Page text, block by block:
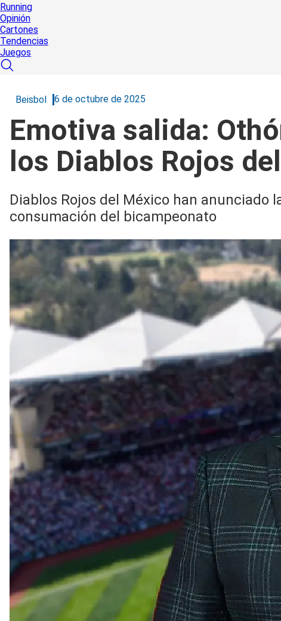
Running
Opinión
Cartones
Tendencias
Juegos
Beisbol 6 de octubre de 2025
Emotiva salida:
los Diablos Rojos
Diablos Rojos del México han anunciado
consumación del bicampeonato